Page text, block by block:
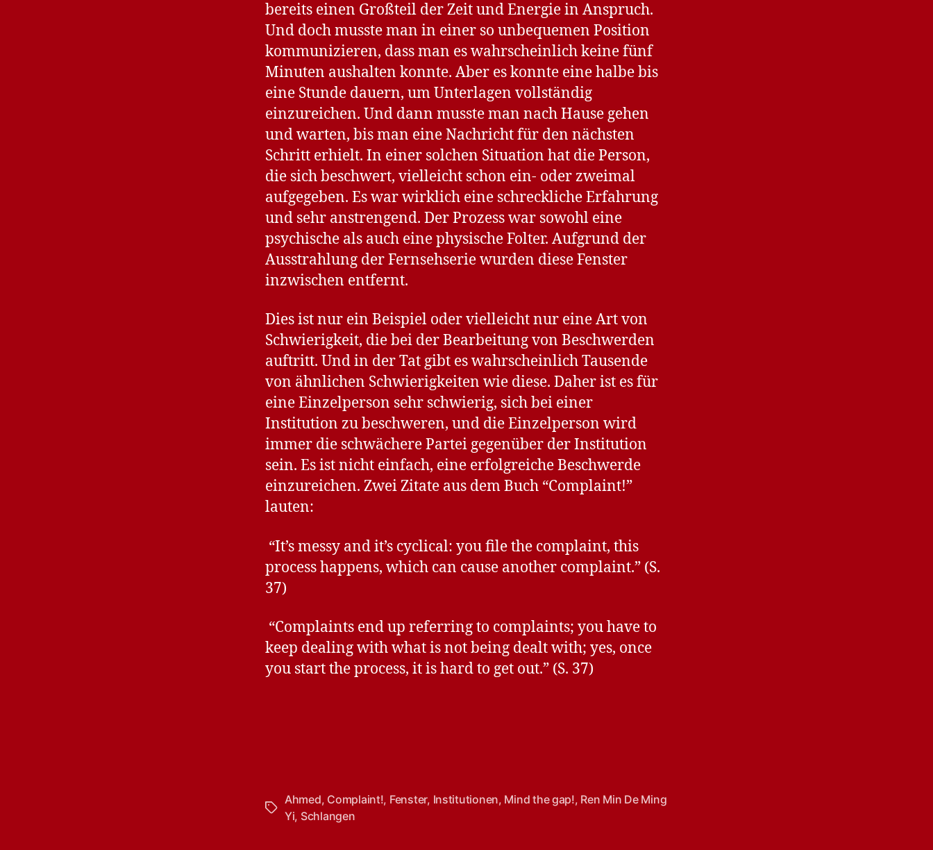
bereits einen Großteil der Zeit und Energie in Anspruch.
Und doch musste man in einer so unbequemen Position
kommunizieren, dass man es wahrscheinlich keine fünf
Minuten aushalten konnte. Aber es konnte eine halbe bis
eine Stunde dauern, um Unterlagen vollständig
einzureichen. Und dann musste man nach Hause gehen
und warten, bis man eine Nachricht für den nächsten
Schritt erhielt. In einer solchen Situation hat die Person,
die sich beschwert, vielleicht schon ein- oder zweimal
aufgegeben. Es war wirklich eine schreckliche Erfahrung
und sehr anstrengend. Der Prozess war sowohl eine
psychische als auch eine physische Folter. Aufgrund der
Ausstrahlung der Fernsehserie wurden diese Fenster
inzwischen entfernt.
Dies ist nur ein Beispiel oder vielleicht nur eine Art von
Schwierigkeit, die bei der Bearbeitung von Beschwerden
auftritt. Und in der Tat gibt es wahrscheinlich Tausende
von ähnlichen Schwierigkeiten wie diese. Daher ist es für
eine Einzelperson sehr schwierig, sich bei einer
Institution zu beschweren, und die Einzelperson wird
immer die schwächere Partei gegenüber der Institution
sein. Es ist nicht einfach, eine erfolgreiche Beschwerde
einzureichen. Zwei Zitate aus dem Buch “Complaint!”
lauten:
“It’s messy and it’s cyclical: you file the complaint, this
process happens, which can cause another complaint.” (S.
37)
“Complaints end up referring to complaints; you have to
keep dealing with what is not being dealt with; yes, once
you start the process, it is hard to get out.” (S. 37)
Tags
Ahmed, Complaint!, Fenster, Institutionen, Mind the gap!, Ren Min De Ming
Yi, Schlangen